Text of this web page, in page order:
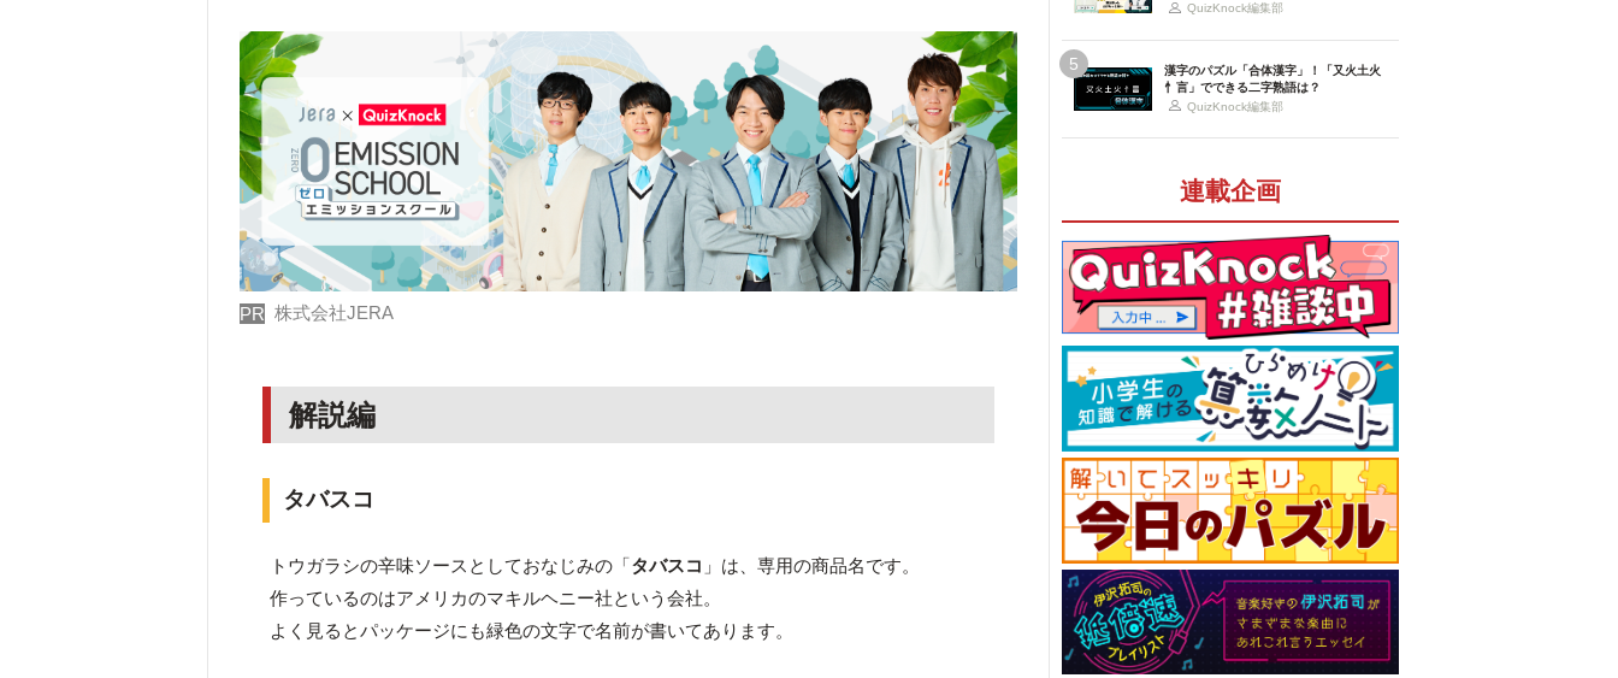
PR 株式会社JERA
解説編
タバスコ
トウガラシの辛味ソースとしておなじみの「タバスコ 」は、専用の商品名です。
作っているのはアメリカのマキルヘニー社という会社。
よく見るとパッケージにも緑色の文字で名前が書いてあります。
QuizKnock編集部
5
漢字のパズル「合体漢字」！「又火土火
忄言」でできる二字熟語は？
QuizKnock編集部
連載企画